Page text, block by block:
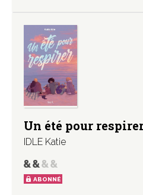
Un été pour
IDLE Katie
ABONNÉ